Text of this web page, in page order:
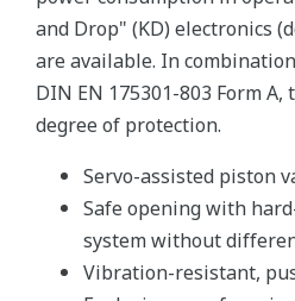
and Drop" (KD) electronics
are available. In
DIN EN 175301-803 Form
degree of protection.
Servo-assisted piston
Safe opening with
system without
Vibration-resistant,